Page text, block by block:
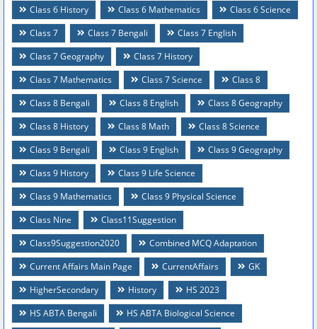
Class 6 History
Class 6 Mathematics
Class 6 Science
Class 7
Class 7 Bengali
Class 7 English
Class 7 Geography
Class 7 History
Class 7 Mathematics
Class 7 Science
Class 8
Class 8 Bengali
Class 8 English
Class 8 Geography
Class 8 History
Class 8 Math
Class 8 Science
Class 9 Bengali
Class 9 English
Class 9 Geography
Class 9 History
Class 9 Life Science
Class 9 Mathematics
Class 9 Physical Science
Class Nine
Class11Suggestion
Class9Suggestion2020
Combined MCQ Adaptation
Current Affairs Main Page
CurrentAffairs
GK
HigherSecondary
History
HS 2023
HS ABTA Bengali
HS ABTA Biological Science